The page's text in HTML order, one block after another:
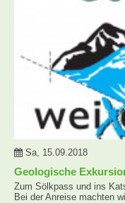
Sa, 15.09.2018
Geologische
Zum Sölkpass und ins
Bei der Anreise machten